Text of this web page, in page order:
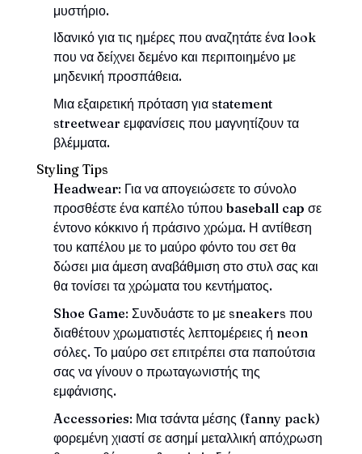
μυστήριο.
Ιδανικό για τις ημέρες που αναζητάτε ένα look
που να δείχνει δεμένο και περιποιημένο με
μηδενική προσπάθεια.
Μια εξαιρετική πρόταση για statement
streetwear εμφανίσεις που μαγνητίζουν τα
βλέμματα.
Styling Tips
Headwear: Για να απογειώσετε το σύνολο
προσθέστε ένα καπέλο τύπου baseball cap σε
έντονο κόκκινο ή πράσινο χρώμα. Η αντίθεση
του καπέλου με το μαύρο φόντο του σετ θα
δώσει μια άμεση αναβάθμιση στο στυλ σας και
θα τονίσει τα χρώματα του κεντήματος.
Shoe Game: Συνδυάστε το με sneakers που
διαθέτουν χρωματιστές λεπτομέρειες ή neon
σόλες. Το μαύρο σετ επιτρέπει στα παπούτσια
σας να γίνουν ο πρωταγωνιστής της
εμφάνισης.
Accessories: Μια τσάντα μέσης (fanny pack)
φορεμένη χιαστί σε ασημί μεταλλική απόχρωση